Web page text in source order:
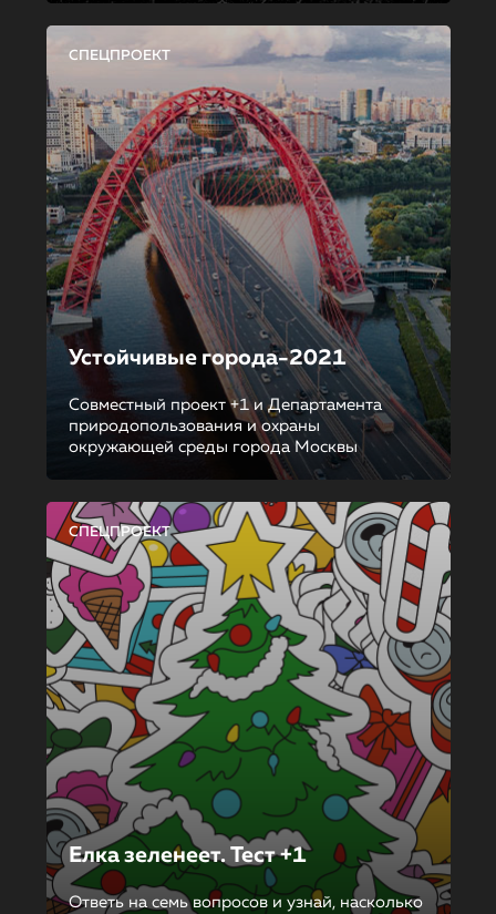
СПЕЦПРОЕКТ
Устойчивые города-2021
Совместный проект +1 и Департамента
природопользования и охраны
окружающей среды города Москвы
СПЕЦПРОЕКТ
Елка зеленеет. Тест +1
Ответь на семь вопросов и узнай, насколько